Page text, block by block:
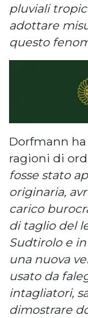
pluviali
adottare
questo
Dorfmann
ragioni di
fosse stato
originaria,
carico
di taglio del
Sudtirolo e
una nuova
usato da
intagliatori,
dimostrare